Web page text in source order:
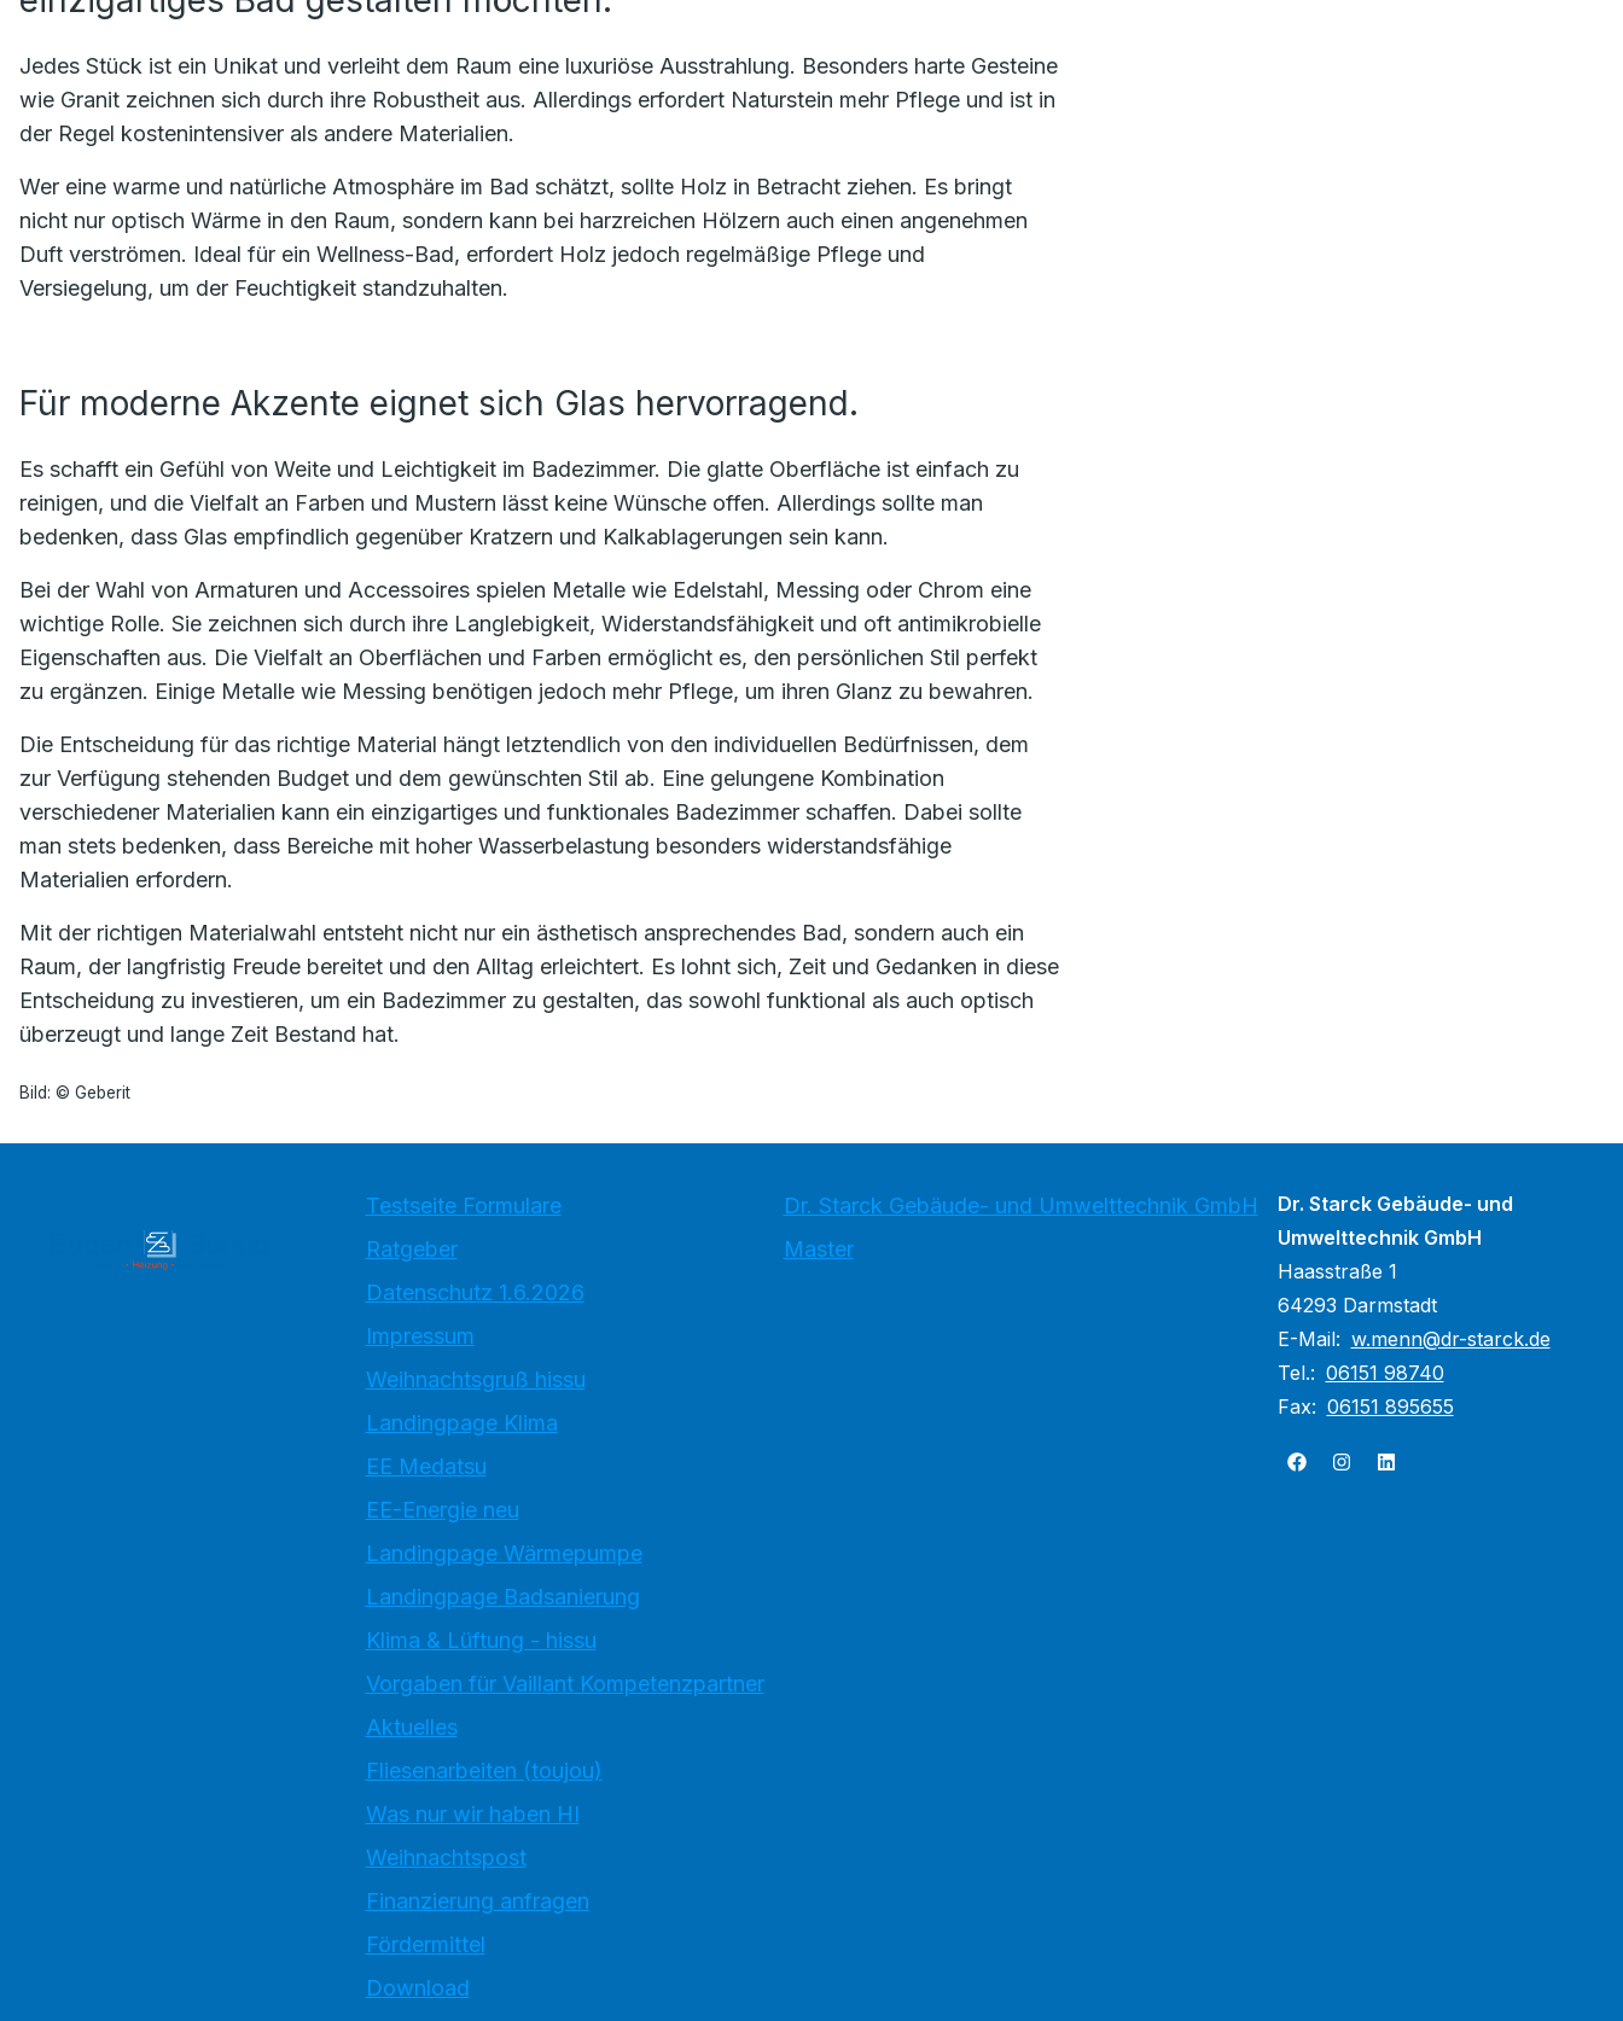
Jedes Stück ist ein Unikat und verleiht dem Raum eine luxuriöse Ausstrahlung. Besonders harte Gesteine
wie Granit zeichnen sich durch ihre Robustheit aus. Allerdings erfordert Naturstein mehr Pflege und ist in
der Regel kostenintensiver als andere Materialien.
Wer eine warme und natürliche Atmosphäre im Bad schätzt, sollte Holz in Betracht ziehen. Es bringt
nicht nur optisch Wärme in den Raum, sondern kann bei harzreichen Hölzern auch einen angenehmen
Duft verströmen. Ideal für ein Wellness-Bad, erfordert Holz jedoch regelmäßige Pflege und
Versiegelung, um der Feuchtigkeit standzuhalten.
Für moderne Akzente eignet sich Glas hervorragend.
Es schafft ein Gefühl von Weite und Leichtigkeit im Badezimmer. Die glatte Oberfläche ist einfach zu
reinigen, und die Vielfalt an Farben und Mustern lässt keine Wünsche offen. Allerdings sollte man
bedenken, dass Glas empfindlich gegenüber Kratzern und Kalkablagerungen sein kann.
Bei der Wahl von Armaturen und Accessoires spielen Metalle wie Edelstahl, Messing oder Chrom eine
wichtige Rolle. Sie zeichnen sich durch ihre Langlebigkeit, Widerstandsfähigkeit und oft antimikrobielle
Eigenschaften aus. Die Vielfalt an Oberflächen und Farben ermöglicht es, den persönlichen Stil perfekt
zu ergänzen. Einige Metalle wie Messing benötigen jedoch mehr Pflege, um ihren Glanz zu bewahren.
Die Entscheidung für das richtige Material hängt letztendlich von den individuellen Bedürfnissen, dem
zur Verfügung stehenden Budget und dem gewünschten Stil ab. Eine gelungene Kombination
verschiedener Materialien kann ein einzigartiges und funktionales Badezimmer schaffen. Dabei sollte
man stets bedenken, dass Bereiche mit hoher Wasserbelastung besonders widerstandsfähige
Materialien erfordern.
Mit der richtigen Materialwahl entsteht nicht nur ein ästhetisch ansprechendes Bad, sondern auch ein
Raum, der langfristig Freude bereitet und den Alltag erleichtert. Es lohnt sich, Zeit und Gedanken in diese
Entscheidung zu investieren, um ein Badezimmer zu gestalten, das sowohl funktional als auch optisch
überzeugt und lange Zeit Bestand hat.
Bild: © Geberit
Testseite Formulare
Ratgeber
Datenschutz 1.6.2026
Impressum
Weihnachtsgruß hissu
Landingpage Klima
EE Medatsu
EE-Energie neu
Landingpage Wärmepumpe
Landingpage Badsanierung
Klima & Lüftung - hissu
Vorgaben für Vaillant Kompetenzpartner
Aktuelles
Fliesenarbeiten (toujou)
Was nur wir haben HI
Weihnachtspost
Finanzierung anfragen
Fördermittel
Download
Dr. Starck Gebäude- und Umwelttechnik GmbH
Master
Dr. Starck Gebäude- und
Umwelttechnik GmbH
Haasstraße 1
64293 Darmstadt
E-Mail: w.menn@dr-starck.de
Tel.: 06151 98740
Fax: 06151 895655